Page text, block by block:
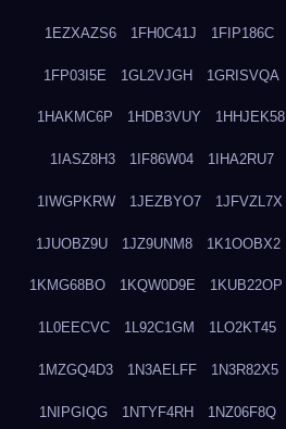
1EZXAZS6 1FH0C41J 1FIP186C
1FP03I5E 1GL2VJGH 1GRISVQA
1HAKMC6P 1HDB3VUY 1HHJEK58
1IASZ8H3 1IF86W04 1IHA2RU7
1IWGPKRW 1JEZBYO7 1JFVZL7X
1JUOBZ9U 1JZ9UNM8 1K1OOBX2
1KMG68BO 1KQW0D9E 1KUB22OP
1L0EECVC 1L92C1GM 1LO2KT45
1MZGQ4D3 1N3AELFF 1N3R82X5
1NIPGIQG 1NTYF4RH 1NZ06F8Q